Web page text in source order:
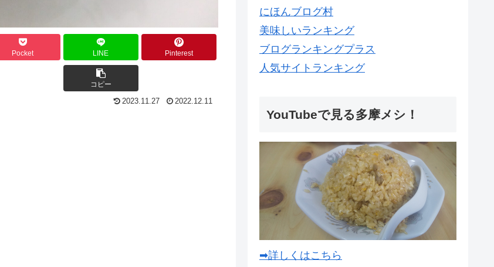
Pocket LINE Pinterest
コピー
2023.11.27 2022.12.11
にほんブログ村
美味しいランキング
ブログランキングプラス
人気サイトランキング
YouTubeで見る多摩メシ！
➡詳しくはこちら